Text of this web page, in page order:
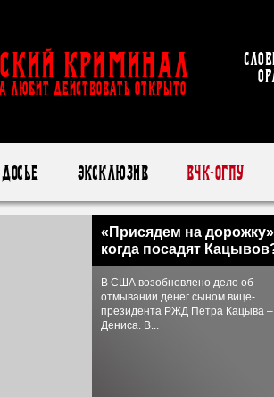
Криминал
ЛЮБИТ ДЕЙСТВОВАТЬ ОТКРЫТО
Досье Эксклюзив ВЧК-ОГПУ
«Присядем на
когда посадят
В США возобновлено дело об
отмывании денег сыном вице-
президента РЖД Петра Кацыва –
Дениса. В...